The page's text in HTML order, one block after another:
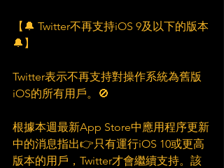
【🔔 Twitter不再支持iOS 9及以下的版本
🔔】
Twitter表示不再支持對操作系統為舊版
iOS的所有用戶。🚫
根據本週最新App Store中應用程序更新
中的消息指出👉只有運行iOS 10或更高
版本的用戶，Twitter才會繼續支持。該